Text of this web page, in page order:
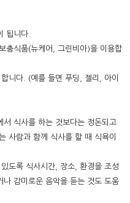
됩니다.
충식품(뉴케어, 그린비아)을 이용합
니다. (예를 들면 푸딩, 젤리, 아이
서 식사를 하는 것보다는 정돈되고
사람과 함께 식사를 할 때 식욕이
도록 식사시간, 장소, 환경을 조성
감미로운 음악을 듣는 것도 도움